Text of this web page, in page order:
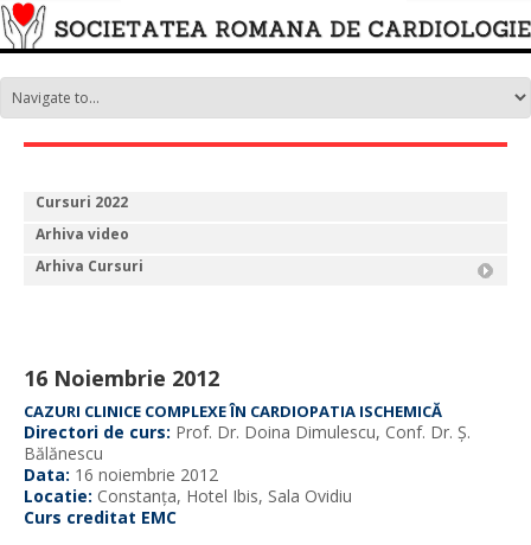
Cursuri 2022
Arhiva video
Arhiva Cursuri
16 Noiembrie 2012
CAZURI CLINICE COMPLEXE ÎN CARDIOPATIA ISCHEMICĂ
Directori de curs: Prof. Dr. Doina Dimulescu, Conf. Dr. Ș.
Bălănescu
Data: 16 noiembrie 2012
Locatie: Constanța, Hotel Ibis, Sala Ovidiu
Curs creditat EMC